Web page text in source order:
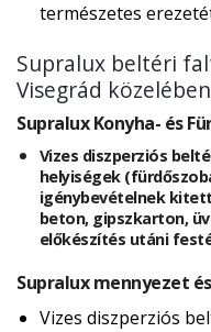
természetes
Supralux beltéri
Visegrád közelében
Supralux Konyha- és
Vizes diszperziós
helyiségek
igénybevételnek
beton, gipszkarton,
előkészítés utáni
Supralux mennyezet
Vizes diszperziós